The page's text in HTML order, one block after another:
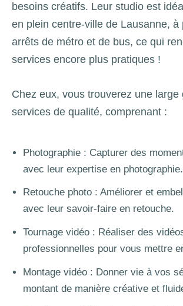
besoins créatifs. Leur studio est
en plein centre-ville de Lausanne, à
arrêts de métro et de bus, ce qui
services encore plus pratiques !
Chez eux, vous trouverez une large
services de qualité, comprenant :
Photographie : Capturer des
avec leur expertise en photographie.
Retouche photo : Améliorer et
avec leur savoir-faire en retouche.
Tournage vidéo : Réaliser des
professionnelles pour vous mettre
Montage vidéo : Donner vie à vos
montant de manière créative et